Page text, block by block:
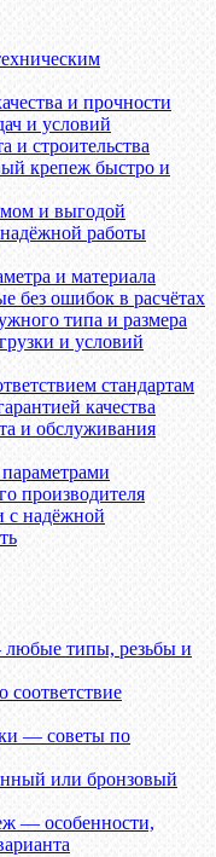
и прочности
и условий
и строительства
крепеж быстро и
и выгодой
работы
и материала
без ошибок в расчётах
типа и размера
и условий
стандартам
качества
и обслуживания
производителя
с надёжной
любые типы, резьбы и
— советы по
или бронзовый
— особенности,